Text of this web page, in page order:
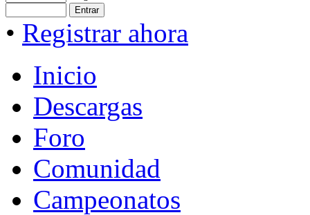
• Registrar ahora
Inicio
Descargas
Foro
Comunidad
Campeonatos